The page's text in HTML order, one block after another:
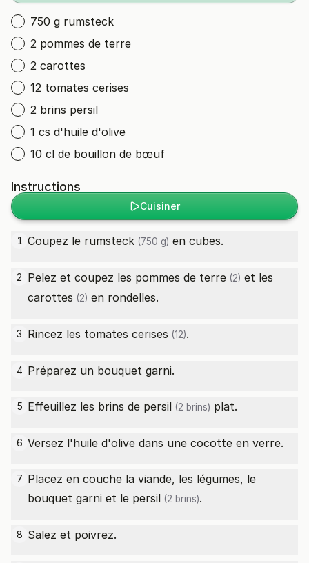
750 g rumsteck
2 pommes de terre
2 carottes
12 tomates cerises
2 brins persil
1 cs d'huile d'olive
10 cl de bouillon de bœuf
Instructions
Cuisiner
1 Coupez le rumsteck (750 g) en cubes.
2 Pelez et coupez les pommes de terre (2) et les
carottes (2) en rondelles.
3 Rincez les tomates cerises (12).
4 Préparez un bouquet garni.
5 Effeuillez les brins de persil (2 brins) plat.
6 Versez l'huile d'olive dans une cocotte en verre.
7 Placez en couche la viande, les légumes, le
bouquet garni et le persil (2 brins).
8 Salez et poivrez.